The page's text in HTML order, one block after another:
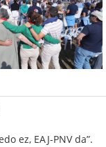
ez, EAJ-PNV da”.